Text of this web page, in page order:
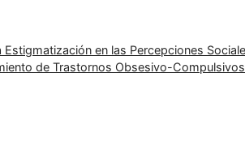
en las Percepciones
de Trastornos Obsesivo-